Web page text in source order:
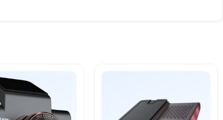
mm, ≤1 kg, HDD-siz) sayəsində cihaz az yer tutur və müxtəlif